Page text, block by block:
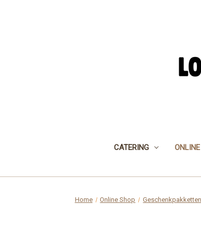
CATERING
Home Online Shop Geschenkpakketten